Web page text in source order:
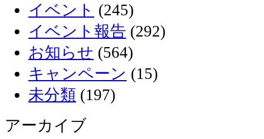
イベント (245)
イベント報告 (292)
お知らせ (564)
キャンペーン (15)
未分類 (197)
アーカイブ